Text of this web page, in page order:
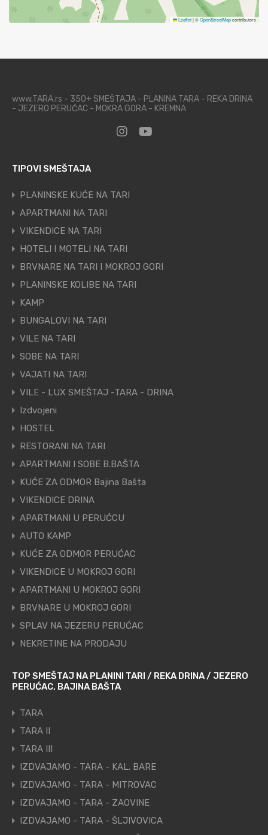
Leaflet|©OpenStreetMapcontributors
www.TARA.rs - 350+ SMEŠTAJA - PLANINA TARA - REKA DRINA
- JEZERO PERUĆAC - MOKRA GORA - KREMNA
TIPOVI SMEŠTAJA
PLANINSKE KUĆE NA TARI
APARTMANI NA TARI
VIKENDICE NA TARI
HOTELI I MOTELI NA TARI
BRVNARE NA TARI I MOKROJ GORI
PLANINSKE KOLIBE NA TARI
KAMP
BUNGALOVI NA TARI
VILE NA TARI
SOBE NA TARI
VAJATI NA TARI
VILE - LUX SMEŠTAJ -TARA - DRINA
Izdvojeni
HOSTEL
RESTORANI NA TARI
APARTMANI I SOBE B.BAŠTA
KUĆE ZA ODMOR Bajina Bašta
VIKENDICE DRINA
APARTMANI U PERUĆCU
AUTO KAMP
KUĆE ZA ODMOR PERUĆAC
VIKENDICE U MOKROJ GORI
APARTMANI U MOKROJ GORI
BRVNARE U MOKROJ GORI
SPLAV NA JEZERU PERUĆAC
NEKRETINE NA PRODAJU
TOP SMEŠTAJ NA PLANINI TARI / REKA DRINA / JEZERO
PERUĆAC, BAJINA BAŠTA
TARA
TARA II
TARA III
IZDVAJAMO - TARA - KAL. BARE
IZDVAJAMO - TARA - MITROVAC
IZDVAJAMO - TARA - ZAOVINE
IZDVAJAMO - TARA - ŠLJIVOVICA